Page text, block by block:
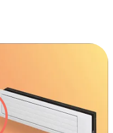
vidéo